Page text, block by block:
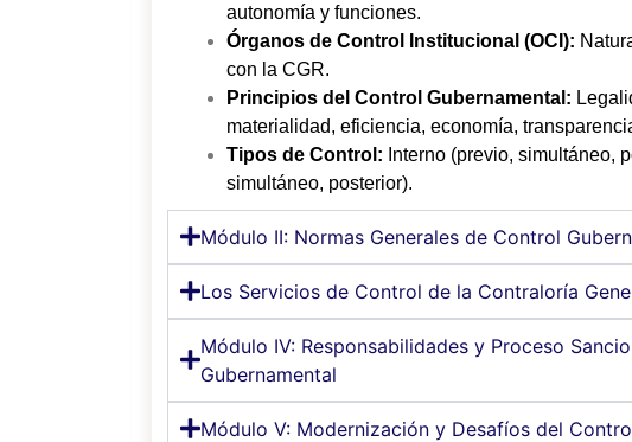
autonomía y funciones.
Órganos de Control Institucional (OCI):
con la CGR.
Principios del Control Gubernamental:
materialidad, eficiencia, economía,
Tipos de Control: Interno (previo, simultáneo,
simultáneo, posterior).
Módulo II: Normas Generales de Control
Los Servicios de Control de la Contraloría
Módulo IV: Responsabilidades y Proceso
Gubernamental
Módulo V: Modernización y Desafíos del